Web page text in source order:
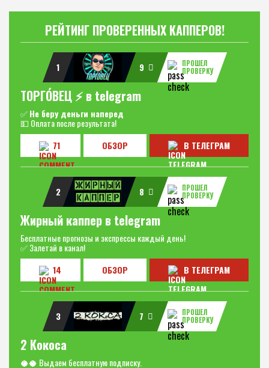
РЕЙТИНГ ПРОВЕРЕННЫХ КАППЕРОВ!
1 9
ПРОШЕЛ
ПРОВЕРКУ
ТОРГО́ВЕЦ ⚡️ в telegram
✅Не беру деньги наперед
💵 Оплата после результата!
71
ОБЗОР В ТЕЛЕГРАМ
2 8
ПРОШЕЛ
ПРОВЕРКУ
Жирный каппер в telegram
Бесплатные прогнозы и экспрессы каждый день!
✅ Залетай в канал!
14
ОБЗОР В ТЕЛЕГРАМ
3 7
ПРОШЕЛ
ПРОВЕРКУ
2 Кокоса
🥥🥥 Выдаем бесплатную подписку.